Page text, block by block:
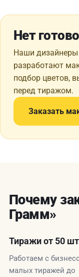
Нет
Наши дизайнеры
разработают
подбор цветов,
перед тиражом.
Заказать
Почему
Грамм»
Тиражи от 50
Работаем с
малых тиражей до